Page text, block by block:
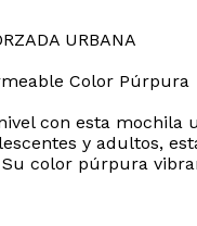
URBANA
Color Púrpura
con esta
y adultos,
color púrpura